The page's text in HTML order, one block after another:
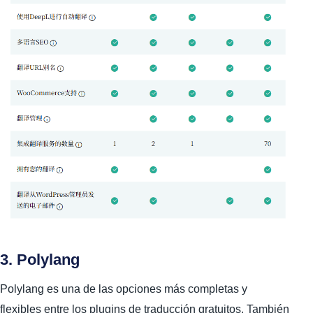
3. Polylang
Polylang es una de las opciones más completas y
flexibles entre los plugins de traducción gratuitos. También